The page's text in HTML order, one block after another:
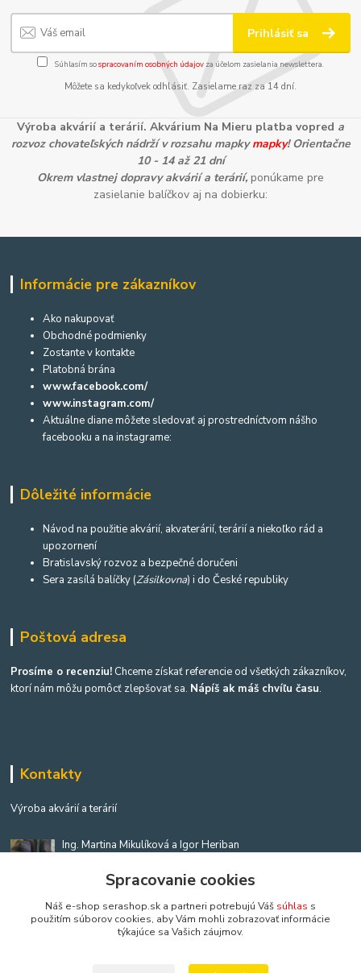
Prihlásiť sa
Súhlasím sospracovaním osobných údajov za účelom zasielania newslettera.
Môžete sa kedykoľvek odhlásiť. Zasielame raz za 14 dní.
Výroba akvárií a terárií. Akvárium Na Mieru platba vopred a
rozvoz chovateľských nádrží v rozsahu mapkymapky! Orientačne
10 - 14 až 21 dní
Okrem vlastnej dopravy akvárií a terárií, ponúkame pre
zasielanie balíčkov aj na dobierku:
Informácie pre zákazníkov
Ako nakupovať
Obchodné podmienky
Zostante v kontakte
Platobná brána
www.facebook.com/
www.instagram.com/
Aktuálne diane môžete sledovať aj prostredníctvom nášho
facebooku a na instagrame:
Dôležité informácie
Návod na použitie akvárií, akvaterárií, terárií a niekoľko rád a
upozornení
Bratislavský rozvoz a bezpečné doručeni
Sera zasílá balíčky (Zásilkovna) i do České republiky
Poštová adresa
Prosíme o recenziu! Chceme získať referencie od všetkých zákazníkov,
ktorí nám môžu pomôcť zlepšovať sa. Nápíš ak máš chvíľu času.
Kontakty
Výroba akvárií a terárií
Ing. Martina Mikulíková a Igor Heriban
(Po-Pia, 8-16 hod.)
akvaria@akvaria.sk
Spracovanie cookies
Náš e-shop serashop.sk a partneri potrebujú Váš súhlas s
použitím súborov cookies, aby Vám mohli zobrazovať informácie
týkajúce sa Vašich záujmov.